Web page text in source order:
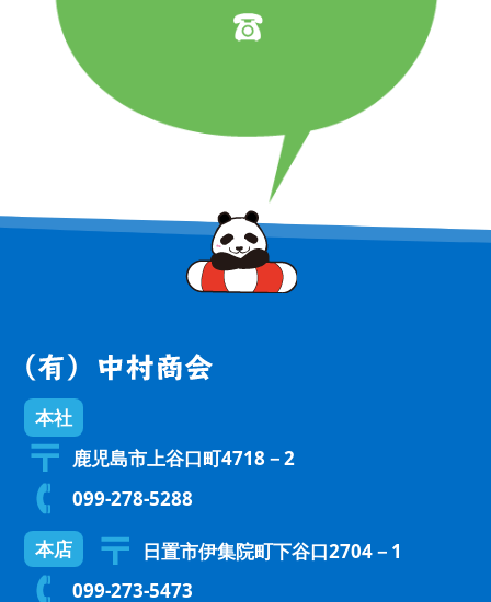
本社
鹿児島市上谷口町4718－2
099-278-5288
本店
日置市伊集院町下谷口2704－1
099-273-5473